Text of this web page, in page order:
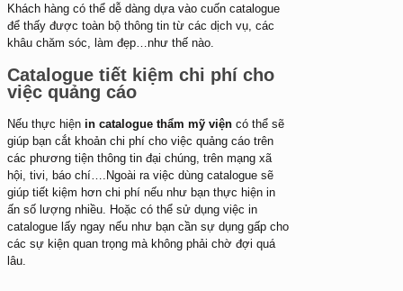
Khách hàng có thể dễ dàng dựa vào cuốn catalogue
để thấy được toàn bộ thông tin từ các dịch vụ, các
khâu chăm sóc, làm đẹp…như thế nào.
Catalogue tiết kiệm chi phí cho
việc quảng cáo
Nếu thực hiện in catalogue thẩm mỹ viện có thể sẽ
giúp bạn cắt khoản chi phí cho việc quảng cáo trên
các phương tiện thông tin đại chúng, trên mạng xã
hội, tivi, báo chí….Ngoài ra việc dùng catalogue sẽ
giúp tiết kiệm hơn chi phí nếu như bạn thực hiện in
ấn số lượng nhiều. Hoặc có thể sử dụng việc in
catalogue lấy ngay nếu như bạn cần sự dụng gấp cho
các sự kiện quan trọng mà không phải chờ đợi quá
lâu.